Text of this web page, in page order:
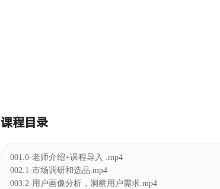
课程目录
001.0-老师介绍+课程导入 .mp4
002.1-市场调研和选品.mp4
003.2-用户画像分析，洞察用户需求.mp4